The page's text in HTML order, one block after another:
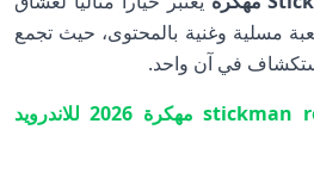
مسلية وغنية بالمحتوى، حيث تجمع
في آن واحد.
تحميل لعبة stickman rope hero 2 مهكرة 2026 للاندرويد